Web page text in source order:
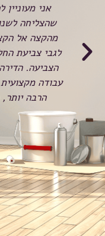
אני
שהצליחה
מהקצה אל
לגבי צביעת
הצביעה.
עבודה
הרבה